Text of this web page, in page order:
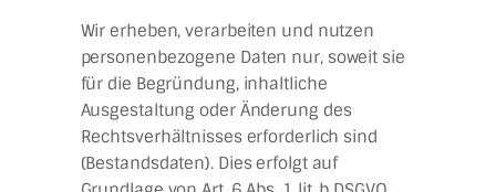
Wir erheben, verarbeiten und nutzen
personenbezogene Daten nur, soweit sie
für die Begründung, inhaltliche
Ausgestaltung oder Änderung des
Rechtsverhältnisses erforderlich sind
(Bestandsdaten). Dies erfolgt auf